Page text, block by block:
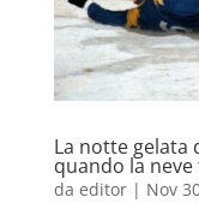
La notte gelata
quando la
da editor| Nov